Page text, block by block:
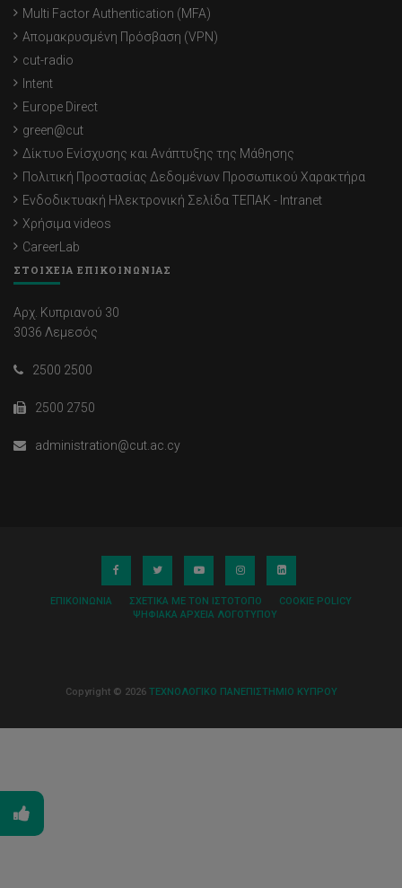
Multi Factor Authentication (MFA)
Απομακρυσμένη Πρόσβαση (VPN)
cut-radio
Intent
Europe Direct
green@cut
Δίκτυο Ενίσχυσης και Ανάπτυξης της Μάθησης
Πολιτική Προστασίας Δεδομένων Προσωπικού Χαρακτήρα
Ενδοδικτυακή Ηλεκτρονική Σελίδα ΤΕΠΑΚ - Intranet
Χρήσιμα videos
CareerLab
ΣΤΟΙΧΕΙΑ ΕΠΙΚΟΙΝΩΝΙΑΣ
Αρχ. Κυπριανού 30
3036 Λεμεσός
2500 2500
2500 2750
administration@cut.ac.cy
ΕΠΙΚΟΙΝΩΝΊΑ ΣΧΕΤΙΚΆ ΜΕ ΤΟΝ ΙΣΤΌΤΟΠΟ
COOKIE POLICY
ΨΗΦΙΑΚΆ ΑΡΧΕΊΑ ΛΟΓΌΤΥΠΟΥ
Copyright © 2026 ΤΕΧΝΟΛΟΓΙΚΟ ΠΑΝΕΠΙΣΤΗΜΙΟ ΚΥΠΡΟΥ